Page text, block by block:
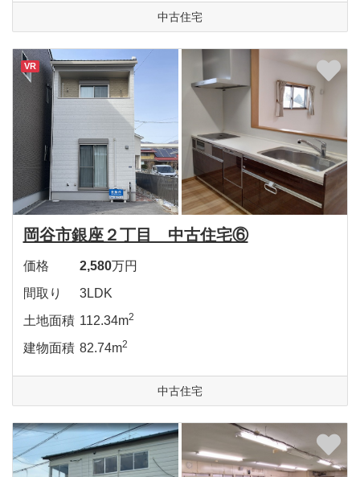
中古住宅
VR
岡谷市銀座２丁目 中古住宅⑥
価格 2,580万円
間取り
3LDK
土地面積 112.34m2
建物面積 82.74m2
中古住宅